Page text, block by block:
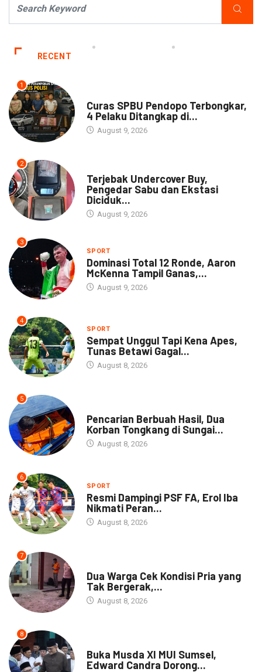
RECENT
1
Curas SPBU Pendopo Terbongkar,
4 Pelaku Ditangkap di...
August 9, 2026
2
Terjebak Undercover Buy,
Pengedar Sabu dan Ekstasi
Diciduk...
August 9, 2026
3
SPORT
Dominasi Total 12 Ronde, Aaron
McKenna Tampil Ganas,...
August 9, 2026
4
SPORT
Sempat Unggul Tapi Kena Apes,
Tunas Betawi Gagal...
August 8, 2026
5
Pencarian Berbuah Hasil, Dua
Korban Tongkang di Sungai...
August 8, 2026
6
SPORT
Resmi Dampingi PSF FA, Erol Iba
Nikmati Peran...
August 8, 2026
7
Dua Warga Cek Kondisi Pria yang
Tak Bergerak,...
August 8, 2026
8
Buka Musda XI MUI Sumsel,
Edward Candra Dorong...